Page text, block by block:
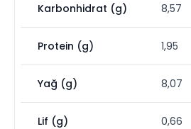
Karbonhidrat (g) 8,57
Protein (g) 1,95
Yağ (g) 8,07
Lif (g) 0,66